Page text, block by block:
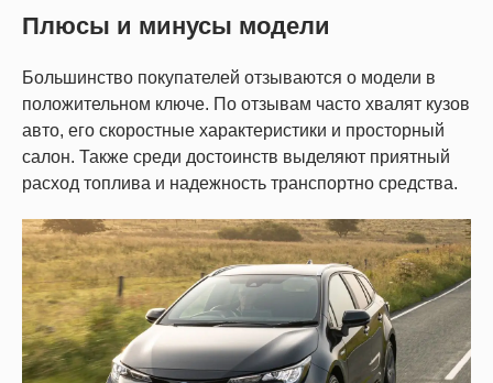
Плюсы и минусы модели
Большинство покупателей отзываются о модели в
положительном ключе. По отзывам часто хвалят кузов
авто, его скоростные характеристики и просторный
салон. Также среди достоинств выделяют приятный
расход топлива и надежность транспортно средства.